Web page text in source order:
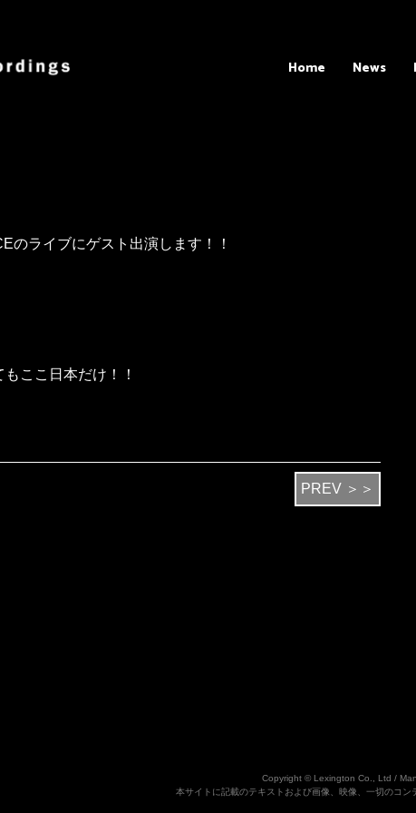
Home News
のライブにゲスト出演します！！
ここ日本だけ！！
PREV ＞＞
Copyright © Lexington Co., Ltd /
本サイトに記載のテキストおよび画像、映像、一切のコン